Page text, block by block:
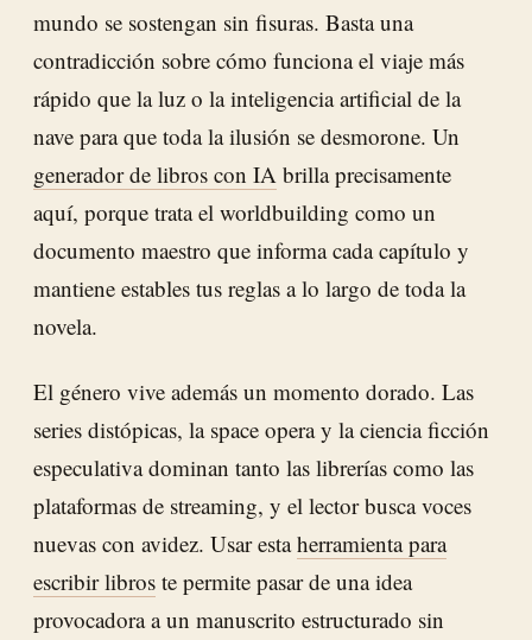
mundo se sostengan sin fisuras. Basta una
contradicción sobre cómo funciona el viaje más
rápido que la luz o la inteligencia artificial de la
nave para que toda la ilusión se desmorone. Un
generador de libros con IA brilla precisamente
aquí, porque trata el worldbuilding como un
documento maestro que informa cada capítulo y
mantiene estables tus reglas a lo largo de toda la
novela.
El género vive además un momento dorado. Las
series distópicas, la space opera y la ciencia ficción
especulativa dominan tanto las librerías como las
plataformas de streaming, y el lector busca voces
nuevas con avidez. Usar estaherramienta para
escribir libros te permite pasar de una idea
provocadora a un manuscrito estructurado sin